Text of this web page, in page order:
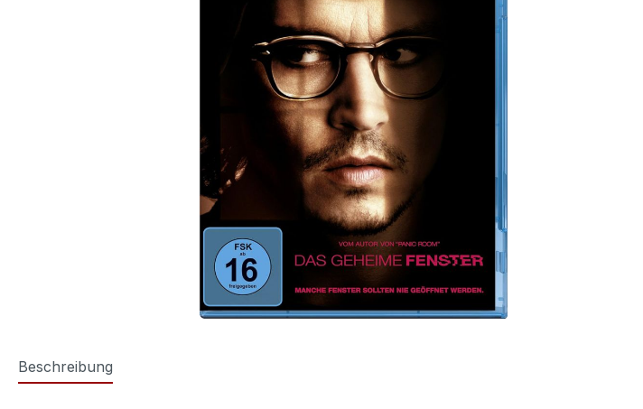
Beschreibung